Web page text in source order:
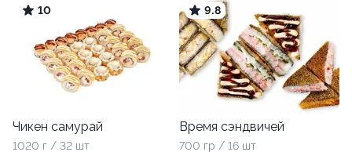
10
Чикен самурай
1020 г / 32 шт
9.8
Время сэндвичей
700 гр / 16 шт